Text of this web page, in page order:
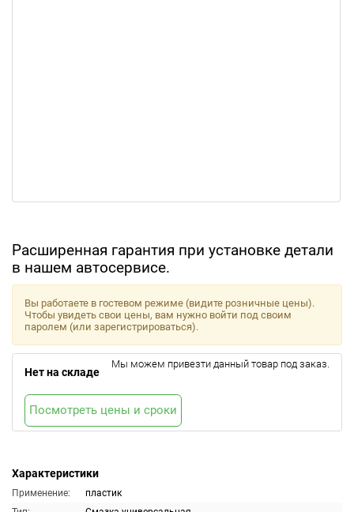
Расширенная гарантия при установке детали
в нашем автосервисе.
Характеристики
Применение:
пластик
Вы работаете в гостевом режиме (видите розничные цены).
Чтобы увидеть свои цены, вам нужно войти под своим
паролем (или зарегистрироваться).
Нет на складе
Мы можем привезти данный товар под заказ.
Посмотреть цены и сроки